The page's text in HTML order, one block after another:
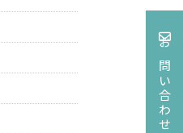
お問い合わせ